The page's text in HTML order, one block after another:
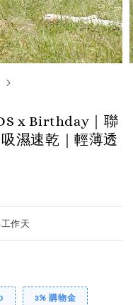
x Birthday｜聯
濕速乾｜輕薄透
作天
3% 購物金